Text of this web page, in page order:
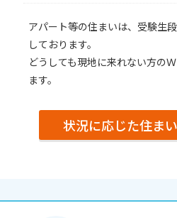
アパート等の住まいは、受験生
しております。
どうしても現地に来れない方の
ます。
状況に応じた住ま